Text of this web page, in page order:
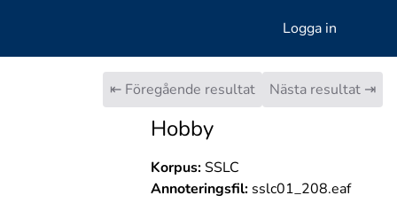
Logga in
⇤ Föregående resultat Nästa resultat ⇥
Hobby
Korpus:SSLC
Annoteringsfil:sslc01_208.eaf